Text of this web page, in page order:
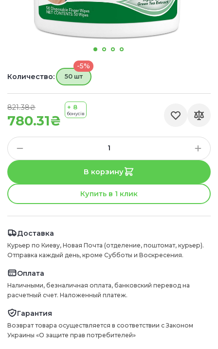
780.31₴
821.38₴ + 8
бонусів
Количество:
-5%
50 шт
В корзину
Купить в 1 клик
Доставка
Курьер по Киеву, Новая Почта (отделение, поштомат, курьер).
Отправка каждый день, кроме Субботы и Воскресения.
Оплата
Наличными, безналичная оплата, банковский перевод на
расчетный счет. Наложенный платеж.
Гарантия
Возврат товара осуществляется в соответствии с Законом
Украины «О защите прав потребителей»